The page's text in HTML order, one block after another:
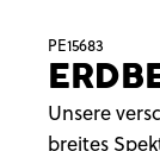
PE15683
Unsere
breites